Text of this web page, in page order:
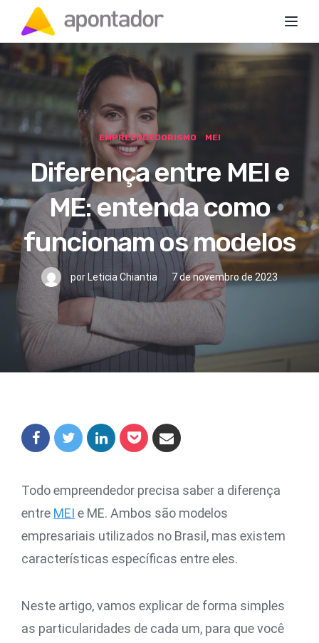
EMPREENDEDORISMO MEI
Diferença entre MEI e
ME: entenda como
funcionam os modelos
porLeticia Chiantia 7 de novembro de 2023
Todo empreendedor precisa saber a diferença
entre MEI e ME. Ambos são modelos
empresariais utilizados no Brasil, mas existem
características específicas entre eles.
Neste artigo, vamos explicar de forma simples
as particularidades de cada um, para que você